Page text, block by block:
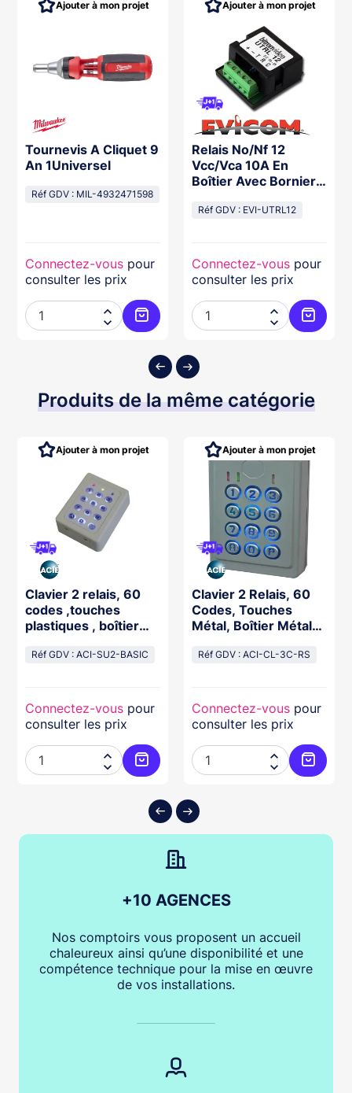
au panier
Tournevis A Cliquet 9
An 1Universel
Réf GDV : MIL-4932471598
Connectez-vous pour
consulter les prix


Ajouter au panier
Ajouter à mon projet
Relais No/Nf 12
Vcc/Vca 10A En
Boîtier Avec Bornier
Réf GDV : EVI-UTRL12
Connectez-vous pour
consulter les prix


Ajouter à mon projet
Produits de la même catégorie
au panier
Clavier 2 relais, 60
codes ,touches
plastiques , boîtier
Réf GDV : ACI-SU2-BASIC
Connectez-vous pour
consulter les prix


Ajouter au panier
Ajouter à mon projet
Clavier 2 Relais, 60
Codes, Touches
Métal, Boîtier Métal
Réf GDV : ACI-CL-3C-RS
Connectez-vous pour
consulter les prix


Ajouter à mon projet
+10 AGENCES
Nos comptoirs vous proposent un accueil
chaleureux ainsi qu’une disponibilité et une
compétence technique pour la mise en œuvre
de vos installations.